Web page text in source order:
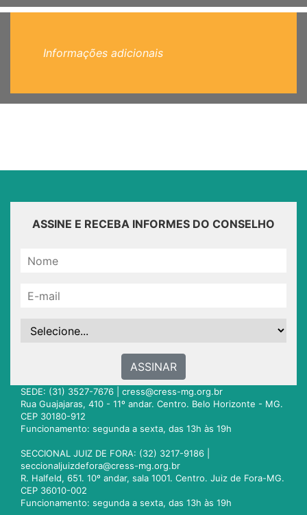
Informações adicionais
ASSINE E RECEBA INFORMES DO CONSELHO
ASSINAR
SEDE: (31) 3527-7676 | cress@cress-mg.org.br
Rua Guajajaras, 410 - 11º andar. Centro. Belo Horizonte - MG.
CEP 30180-912
Funcionamento: segunda a sexta, das 13h às 19h
SECCIONAL JUIZ DE FORA: (32) 3217-9186 |
seccionaljuizdefora@cress-mg.org.br
R. Halfeld, 651. 10º andar, sala 1001. Centro. Juiz de Fora-MG.
CEP 36010-002
Funcionamento: segunda a sexta, das 13h às 19h